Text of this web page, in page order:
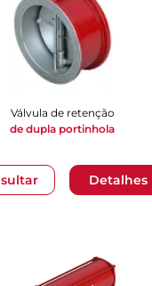
Detalhes
Válvula de retenção
de dupla portinhola